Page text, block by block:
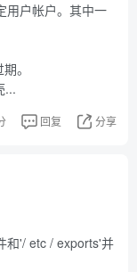
用户帐户。其中一
。
...
回复 分享
和'/ etc / exports'并